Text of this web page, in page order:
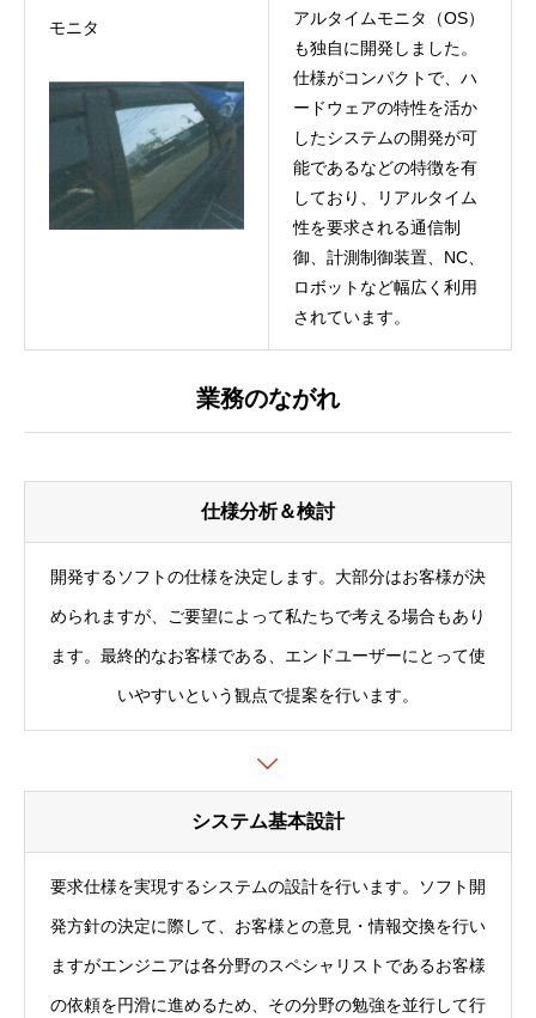
Service
お問い合わせ Contact
サービス 業務実績 会社概要 採用情報 お問い合わせ
モニタ
アルタイムモニタ（OS）
も独自に開発しました。
仕様がコンパクトで、ハ
ードウェアの特性を活か
したシステムの開発が可
能であるなどの特徴を有
しており、リアルタイム
性を要求される通信制
御、計測制御装置、NC、
ロボットなど幅広く利用
されています。
業務のながれ
仕様分析＆検討
開発するソフトの仕様を決定します。大部分はお客様が決
められますが、ご要望によって私たちで考える場合もあり
ます。最終的なお客様である、エンドユーザーにとって使
いやすいという観点で提案を行います。
システム基本設計
要求仕様を実現するシステムの設計を行います。ソフト開
発方針の決定に際して、お客様との意見・情報交換を行い
ますがエンジニアは各分野のスペシャリストであるお客様
の依頼を円滑に進めるため、その分野の勉強を並行して行